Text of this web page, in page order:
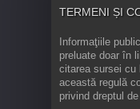
TERMENI ȘI
Informaţiile
preluate doar în
citarea sursei cu
această regulă
privind dreptul